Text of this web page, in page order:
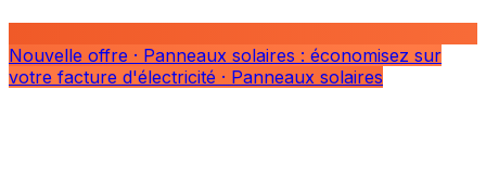
Nouvelle offre · Panneaux solaires : économisez sur
votre facture d'électricité · Panneaux solaires